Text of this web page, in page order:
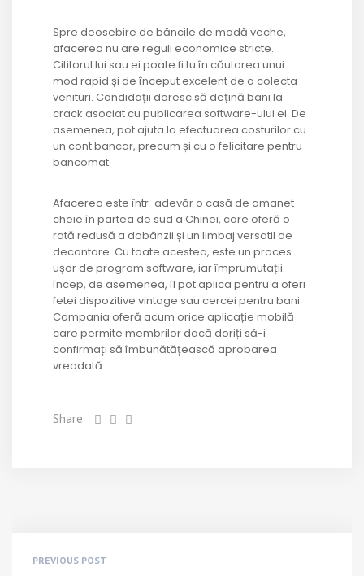
Spre deosebire de băncile de modă veche,
afacerea nu are reguli economice stricte.
Cititorul lui sau ei poate fi tu în căutarea unui
mod rapid și de început excelent de a colecta
venituri. Candidații doresc să dețină bani la
crack asociat cu publicarea software-ului ei. De
asemenea, pot ajuta la efectuarea costurilor cu
un cont bancar, precum și cu o felicitare pentru
bancomat.
Afacerea este într-adevăr o casă de amanet
cheie în partea de sud a Chinei, care oferă o
rată redusă a dobânzii și un limbaj versatil de
decontare. Cu toate acestea, este un proces
ușor de program software, iar împrumutații
încep, de asemenea, îl pot aplica pentru a oferi
fetei dispozitive vintage sau cercei pentru bani.
Compania oferă acum orice aplicație mobilă
care permite membrilor dacă doriți să-i
confirmați să îmbunătățească aprobarea
vreodată.
Share
PREVIOUS POST